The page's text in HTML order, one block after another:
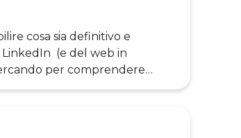
cosa sia definitivo e
(e del web in
per comprendere
questo preciso momento
libero professionista,